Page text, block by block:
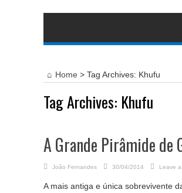
Home > Tag Archives: Khufu
Tag Archives: Khufu
A Grande Pirâmide de
João Fernandes 30/04/2014 Leave
A mais antiga e única sobrevivente